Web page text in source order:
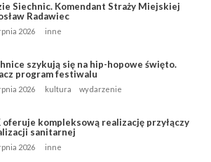
Siechnic. Komendant Straży Miejskiej
Radawiec
2026 inne
szykują się na hip-hopowe święto.
program festiwalu
2026 kultura wydarzenie
oferuje kompleksową realizację przyłączy
sanitarnej
2026 inne